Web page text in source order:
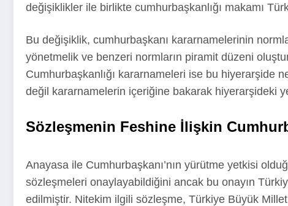
değişiklikler ile birlikte cumhurbaşkanlığı makamı
Bu değişiklik, cumhurbaşkanı kararnamelerinin
yönetmelik ve benzeri normların piramit düzeni
Cumhurbaşkanlığı kararnameleri ise bu hiyerarşide
değil kararnamelerin içeriğine bakarak hiyerarşideki
Sözleşmenin Feshine İlişkin
Anayasa ile Cumhurbaşkanı’nın yürütme yetkisi
sözleşmeleri onaylayabildiğini ancak bu onayın
edilmiştir. Nitekim ilgili sözleşme, Türkiye Büyük